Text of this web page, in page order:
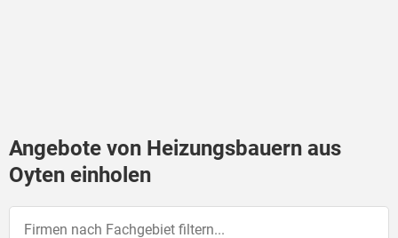
Angebote von Heizungsbauern aus
Oyten einholen